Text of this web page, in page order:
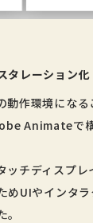
タレーション化
動作環境にな
Animateで
ッチディスプ
めUIやインタ